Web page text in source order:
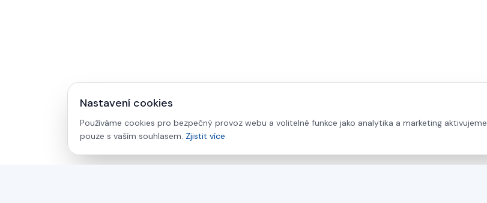
Nastavení cookies
Používáme cookies pro bezpečný provoz webu a volitelné funkce jako analytika a marketing aktivujeme
pouze s vaším souhlasem. Zjistit více